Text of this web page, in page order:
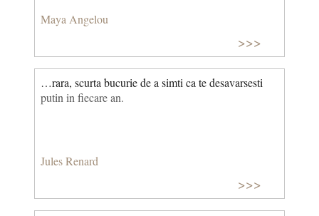
Maya Angelou
>>>
…rara, scurta bucurie de a simti ca te desavarsesti
putin in fiecare an.
Jules Renard
>>>